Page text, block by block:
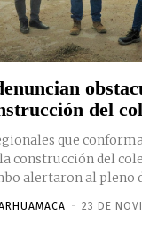
del
que
construcción del
alertaron al pleno
- 23 DE